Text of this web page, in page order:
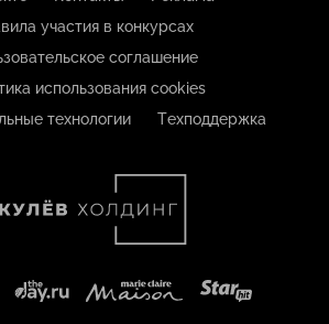
участия в конкурсах
соглашение
использования cookies
технологии
Техподдержка